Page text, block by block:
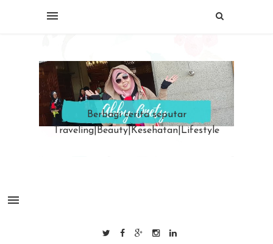
Berbagi cerita seputar
Traveling|Beauty|Kesehatan|Lifestyle